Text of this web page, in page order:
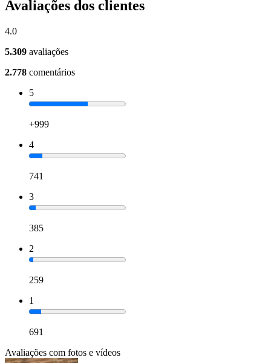
Avaliações dos clientes
4.0
5.309 avaliações
2.778 comentários
5
+999
4
741
3
385
2
259
1
691
Avaliações com fotos e vídeos